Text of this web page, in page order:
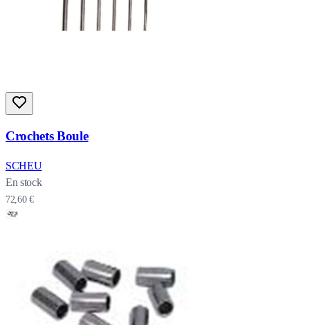
Crochets Boule
SCHEU
En stock
72,60 €